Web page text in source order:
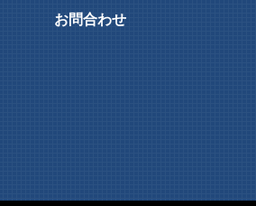
お問合わせ